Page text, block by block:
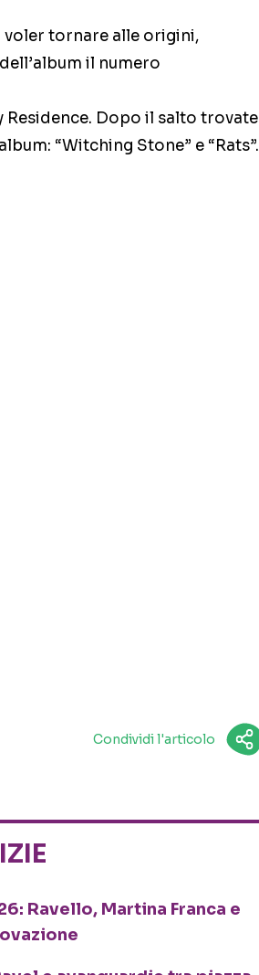
voler tornare alle origini,
il numero
Residence. Dopo il salto trovate
“Witching Stone” e “Rats”.
Condividi l'articolo
Ravello, Martina Franca e